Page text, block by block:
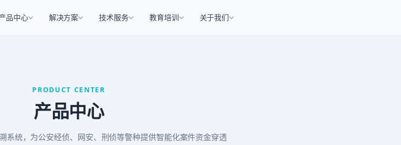
品中心 解决方案 技术服务 教育培训 关于我们
PRODUCT CENTER
产品中心
系统，为公安经侦、网安、刑侦等警种提供智能化案件资金穿透